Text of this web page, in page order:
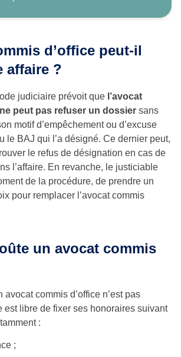
d’office peut-il
affaire ?
judiciaire prévoit que l’avocat
peut pas refuser un dossier sans
motif d’empêchement ou d’excuse
le BAJ qui l’a désigné. Ce dernier peut,
le refus de désignation en cas de
l’affaire. En revanche, le justiciable
de la procédure, de prendre un
pour remplacer l’avocat commis
un avocat commis
avocat commis d’office n’est pas
est libre de fixer ses honoraires suivant
:
;